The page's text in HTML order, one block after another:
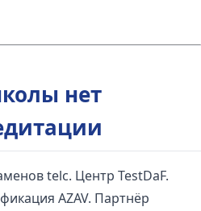
нет
telc. Центр TestDaF.
AZAV. Партнёр